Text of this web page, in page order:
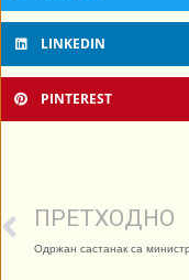
LINKEDIN
PINTEREST
ПРЕТХОДНО